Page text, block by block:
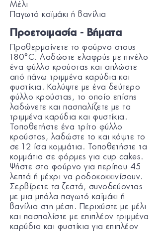
Μέλι
Παγωτό καϊμάκι ή βανίλια
Προετοιμασία - Βήματα
Προθερμαίνετε το φούρνο στους
180°C. Λαδώστε ελαφρύς με πινέλο
ένα φύλλο κρούστας και απλώστε
από πάνω τριμμένα καρύδια και
φυστίκια. Καλύψτε με ένα δεύτερο
φύλλο κρούστας, το οποίο επίσης
λαδώνετε και πασπαλίζετε με τα
τριμμένα καρύδια και φυστίκια.
Τοποθετήστε ένα τρίτο φύλλο
κρούστας, λαδώστε το και κόψτε το
σε 12 ίσα κομμάτια. Τοποθετήστε τα
κομμάτια σε φόρμες για cup cakes.
Ψήστε στο φούρνο για περίπου 45
λεπτά ή μέχρι να ροδοκοκκινίσουν.
Σερβίρετε τα ζεστά, συνοδεύοντας
με μια μπάλα παγωτό καϊμάκι ή
βανίλια στη μέση. Περιχύστε με μέλι
και πασπαλίστε με επιπλέον τριμμένα
καρύδια και φυστίκια για επιπλέον